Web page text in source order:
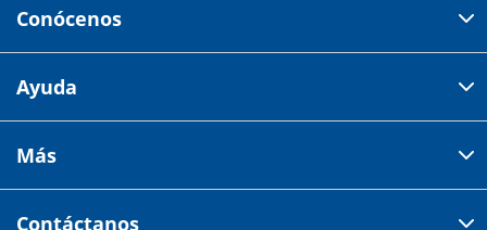
Conócenos
Av 18 de marzo # 309. Colonia la Nogalera.
Tiendas
Ayuda
Centro de ayuda
Más
Contáctanos